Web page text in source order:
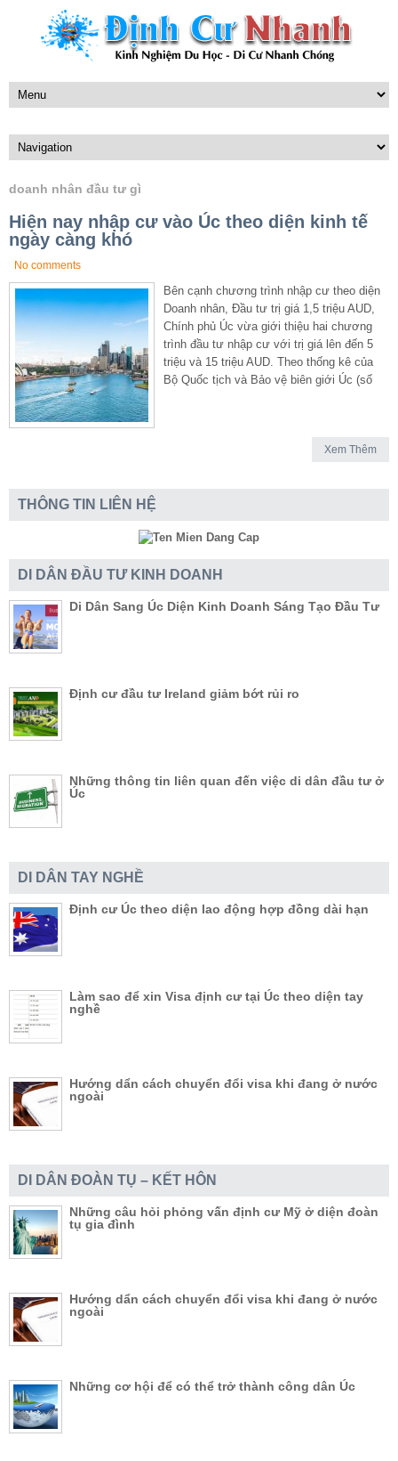
doanh nhân đầu tư gì
Hiện nay nhập cư vào Úc theo diện kinh tế
ngày càng khó
No comments
Bên cạnh chương trình nhập cư theo diện
Doanh nhân, Đầu tư trị giá 1,5 triệu AUD,
Chính phủ Úc vừa giới thiệu hai chương
trình đầu tư nhập cư với trị giá lên đến 5
triệu và 15 triệu AUD. Theo thống kê của
Bộ Quốc tịch và Bảo vệ biên giới Úc (số
Xem Thêm
THÔNG TIN LIÊN HỆ
DI DÂN ĐẦU TƯ KINH DOANH
Di Dân Sang Úc Diện Kinh Doanh Sáng Tạo Đầu Tư
Định cư đầu tư Ireland giảm bớt rủi ro
Những thông tin liên quan đến việc di dân đầu tư ở
Úc
DI DÂN TAY NGHỀ
Định cư Úc theo diện lao động hợp đồng dài hạn
Làm sao để xin Visa định cư tại Úc theo diện tay
nghề
Hướng dẩn cách chuyển đổi visa khi đang ở nước
ngoài
DI DÂN ĐOÀN TỤ – KẾT HÔN
Những câu hỏi phỏng vấn định cư Mỹ ở diện đoàn
tụ gia đình
Hướng dẩn cách chuyển đổi visa khi đang ở nước
ngoài
Những cơ hội để có thể trở thành công dân Úc